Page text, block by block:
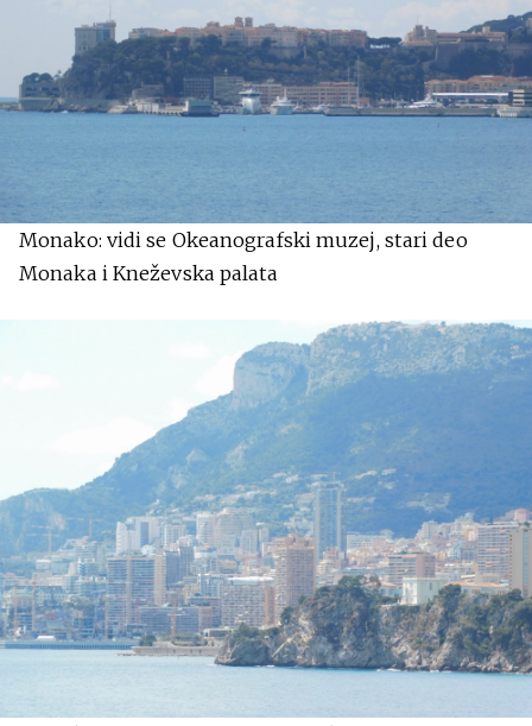
Monako: vidi se Okeanografski muzej, stari deo
Monaka i Kneževska palata